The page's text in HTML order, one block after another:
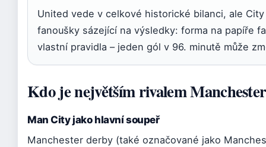
United vede v celkové historické bilanci, ale
fanoušky sázející na výsledky: forma na papíře
vlastní pravidla – jeden gól v 96. minutě může
Kdo je největším rivalem
Man City jako hlavní soupeř
Manchester derby (také označované jako